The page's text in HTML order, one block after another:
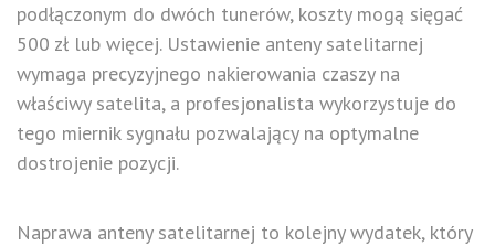
podłączonym do dwóch tunerów, koszty mogą sięgać
500 zł lub więcej. Ustawienie anteny satelitarnej
wymaga precyzyjnego nakierowania czaszy na
właściwy satelita, a profesjonalista wykorzystuje do
tego miernik sygnału pozwalający na optymalne
dostrojenie pozycji.
Naprawa anteny satelitarnej to kolejny wydatek, który